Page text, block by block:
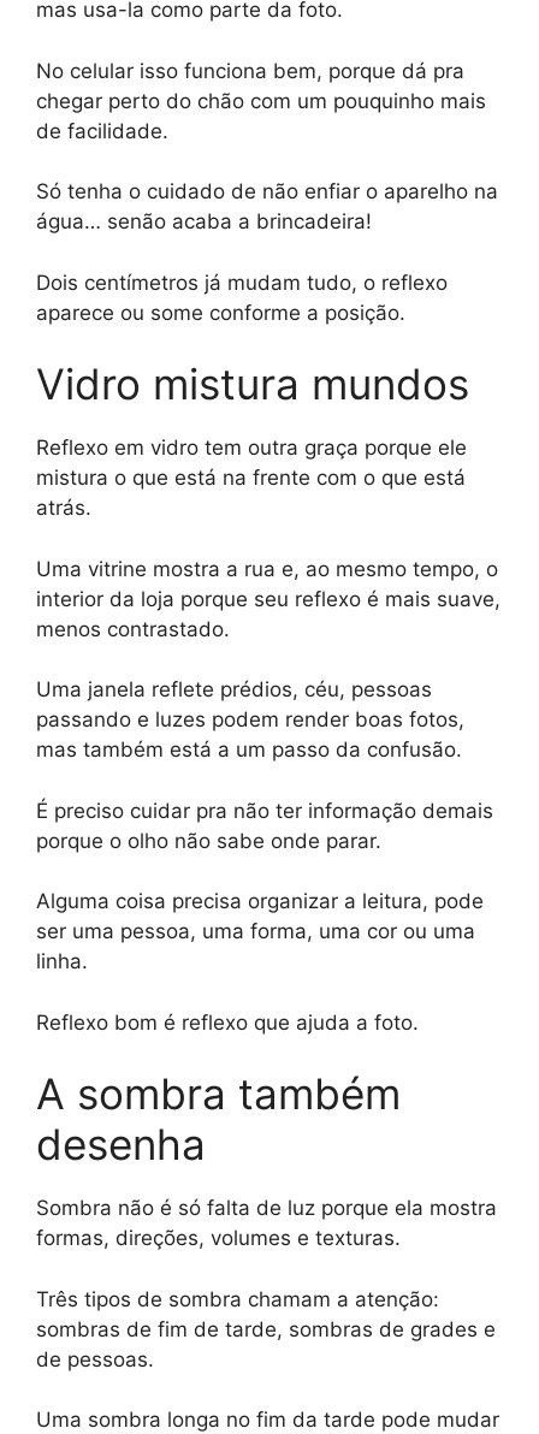
mas usa-la como parte da foto.
No celular isso funciona bem, porque dá pra
chegar perto do chão com um pouquinho mais
de facilidade.
Só tenha o cuidado de não enfiar o aparelho na
água… senão acaba a brincadeira!
Dois centímetros já mudam tudo, o reflexo
aparece ou some conforme a posição.
Vidro mistura mundos
Reflexo em vidro tem outra graça porque ele
mistura o que está na frente com o que está
atrás.
Uma vitrine mostra a rua e, ao mesmo tempo, o
interior da loja porque seu reflexo é mais suave,
menos contrastado.
Uma janela reflete prédios, céu, pessoas
passando e luzes podem render boas fotos,
mas também está a um passo da confusão.
É preciso cuidar pra não ter informação demais
porque o olho não sabe onde parar.
Alguma coisa precisa organizar a leitura, pode
ser uma pessoa, uma forma, uma cor ou uma
linha.
Reflexo bom é reflexo que ajuda a foto.
A sombra também
desenha
Sombra não é só falta de luz porque ela mostra
formas, direções, volumes e texturas.
Três tipos de sombra chamam a atenção:
sombras de fim de tarde, sombras de grades e
de pessoas.
Uma sombra longa no fim da tarde pode mudar